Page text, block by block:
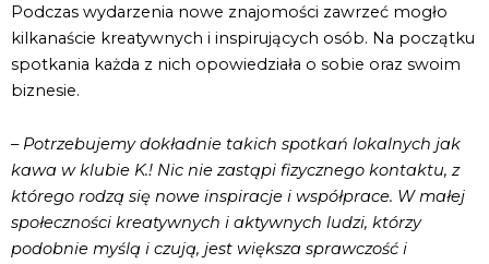
Podczas wydarzenia nowe znajomości zawrzeć mogło
kilkanaście kreatywnych i inspirujących osób. Na początku
spotkania każda z nich opowiedziała o sobie oraz swoim
biznesie.
– Potrzebujemy dokładnie takich spotkań lokalnych jak
kawa w klubie K.! Nic nie zastąpi fizycznego kontaktu, z
którego rodzą się nowe inspiracje i współprace. W małej
społeczności kreatywnych i aktywnych ludzi, którzy
podobnie myślą i czują, jest większa sprawczość i